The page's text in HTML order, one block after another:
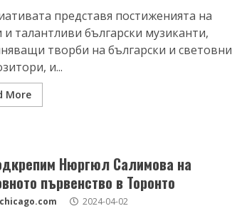
представя постиженията на
и талантливи български музиканти,
творби на български и световни
и...
More
Нюргюл Салимова на
първенство в Торонто
2024-04-02